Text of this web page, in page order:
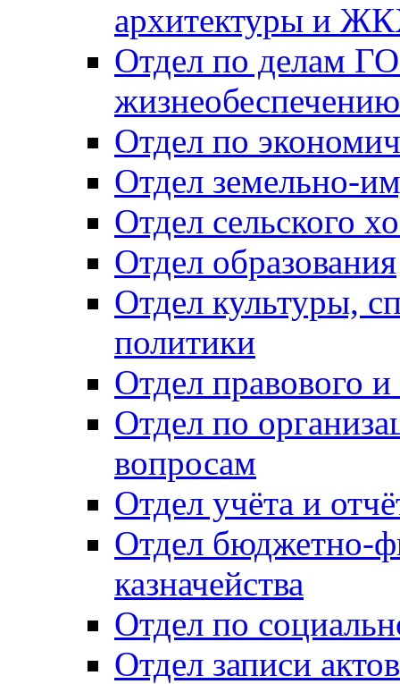
архитектуры и
Отдел по делам
Отдел по
Отдел земельно-
Отдел сельского
Отдел образования
Отдел культуры,
политики
Отдел правового
Отдел по
вопросам
Отдел учёта и
Отдел бюджетно-
казначейства
Отдел по
Отдел записи